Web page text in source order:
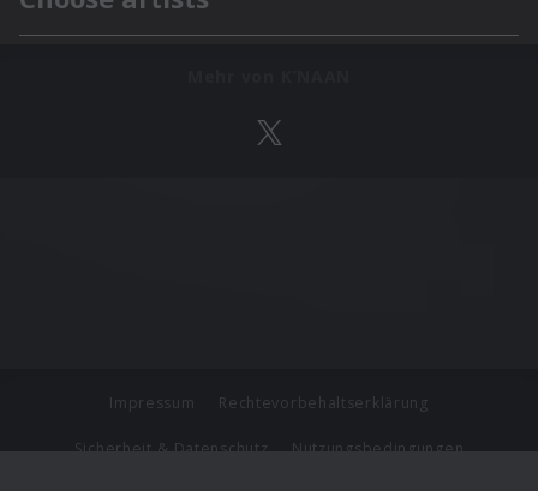
Impressum Rechtevorbehaltserklärung
Sicherheit & Datenschutz Nutzungsbedingungen